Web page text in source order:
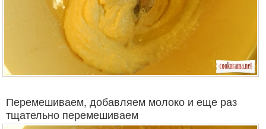
Перемешиваем, добавляем молоко и еще раз
тщательно перемешиваем